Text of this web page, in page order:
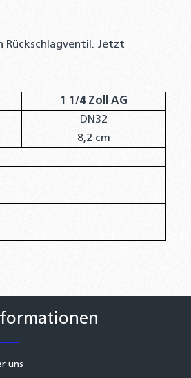
Rückschlagventil. Jetzt
1 1/4 Zoll AG
DN32
8,2 cm
uns